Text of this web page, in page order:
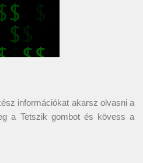
információkat akarsz olvasni a
a Tetszik gombot és kövess a